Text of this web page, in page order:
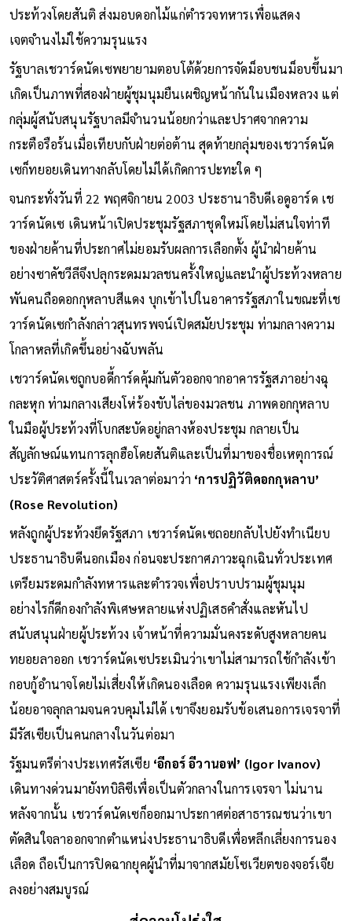
ประท้วงโดยสันติ ส่งมอบดอกไม้แก่ตำรวจทหารเพื่อแสดง
เจตจำนงไม่ใช้ความรุนแรง
รัฐบาลเชวาร์ดนัดเซพยายามตอบโต้ด้วยการจัดม็อบชนม็อบขึ้นมา
เกิดเป็นภาพที่สองฝ่ายผู้ชุมนุมยืนเผชิญหน้ากันในเมืองหลวง แต่
กลุ่มผู้สนับสนุนรัฐบาลมีจำนวนน้อยกว่าและปราศจากความ
กระตือรือร้นเมื่อเทียบกับฝ่ายต่อต้าน สุดท้ายกลุ่มของเชวาร์ดนัด
เซก็ทยอยเดินทางกลับโดยไม่ได้เกิดการปะทะใด ๆ
จนกระทั่งวันที่ 22 พฤศจิกายน 2003 ประธานาธิบดีเอดูอาร์ด เช
วาร์ดนัดเซ เดินหน้าเปิดประชุมรัฐสภาชุดใหม่โดยไม่สนใจท่าที
ของฝ่ายค้านที่ประกาศไม่ยอมรับผลการเลือกตั้ง ผู้นำฝ่ายค้าน
อย่างซาคัชวีลีจึงปลุกระดมมวลชนครั้งใหญ่และนำผู้ประท้วงหลาย
พันคนถือดอกกุหลาบสีแดง บุกเข้าไปในอาคารรัฐสภาในขณะที่เช
วาร์ดนัดเซกำลังกล่าวสุนทรพจน์เปิดสมัยประชุม ท่ามกลางความ
โกลาหลที่เกิดขึ้นอย่างฉับพลัน
เชวาร์ดนัดเซถูกบอดี้การ์ดคุ้มกันตัวออกจากอาคารรัฐสภาอย่างฉุ
กละหุก ท่ามกลางเสียงโห่ร้องขับไล่ของมวลชน ภาพดอกกุหลาบ
ในมือผู้ประท้วงที่โบกสะบัดอยู่กลางห้องประชุม กลายเป็น
สัญลักษณ์แทนการลุกฮือโดยสันติและเป็นที่มาของชื่อเหตุการณ์
ประวัติศาสตร์ครั้งนี้ในเวลาต่อมาว่า ‘การปฏิวัติดอกกุหลาบ’
(Rose Revolution)
หลังถูกผู้ประท้วงยึดรัฐสภา เชวาร์ดนัดเซถอยกลับไปยังทำเนียบ
ประธานาธิบดีนอกเมือง ก่อนจะประกาศภาวะฉุกเฉินทั่วประเทศ
เตรียมระดมกำลังทหารและตำรวจเพื่อปราบปรามผู้ชุมนุม
อย่างไรก็ดีกองกำลังพิเศษหลายแห่งปฏิเสธคำสั่งและหันไป
สนับสนุนฝ่ายผู้ประท้วง เจ้าหน้าที่ความมั่นคงระดับสูงหลายคน
ทยอยลาออก เชวาร์ดนัดเซประเมินว่าเขาไม่สามารถใช้กำลังเข้า
กอบกู้อำนาจโดยไม่เสี่ยงให้เกิดนองเลือด ความรุนแรงเพียงเล็ก
น้อยอาจลุกลามจนควบคุมไม่ได้ เขาจึงยอมรับข้อเสนอการเจรจาที่
มีรัสเซียเป็นคนกลางในวันต่อมา
รัฐมนตรีต่างประเทศรัสเซีย ‘อีกอร์ อีวานอฟ’ (Igor Ivanov)
เดินทางด่วนมายังทบิลิซีเพื่อเป็นตัวกลางในการเจรจา ไม่นาน
หลังจากนั้น เชวาร์ดนัดเซก็ออกมาประกาศต่อสาธารณชนว่าเขา
ตัดสินใจลาออกจากตำแหน่งประธานาธิบดีเพื่อหลีกเลี่ยงการนอง
เลือด ถือเป็นการปิดฉากยุคผู้นำที่มาจากสมัยโซเวียตของจอร์เจีย
ลงอย่างสมบูรณ์